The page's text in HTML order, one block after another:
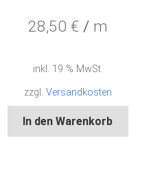
28,50 € / m
inkl. 19 % MwSt.
zzgl. Versandkosten
In den Warenkorb